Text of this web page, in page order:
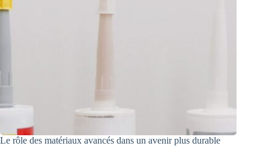
Le rôle des matériaux avancés dans un avenir plus durable